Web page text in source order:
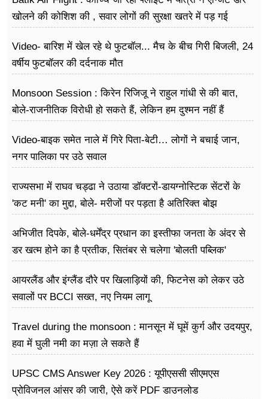
खोलने की कोशिश की , सवार लोगों की सुरक्षा खतरे में पड़ गई
Video- बारिश में खेल रहे थे फुटबॉल... मैच के बीच गिरी बिजली, 24
वर्षीय फुटबॉलर की दर्दनाक मौत
Monsoon Session : किरेन रिजिजू ने राहुल गांधी से की बात,
बोले-राजनीतिक विरोधी हो सकते हैं, लेकिन हम दुश्मन नहीं हैं
Video-बाइक समेत नाले में गिरे पिता-बेटी… लोगों ने बचाई जान,
नगर पालिका पर उठे सवाल
राज्यसभा में राघव चड्ढा ने उठाया डॉक्टरों-डायग्नोस्टिक सेंटरों के
'कट मनी' का मुद्दा, बोले- मरीजों पर पड़ता है अ​तिरिक्त बोझ
अभिजीत दिपके, बोले-धर्मेंद्र प्रधान का इस्तीफा जनता के अंदर से
डर खत्म होने का है प्रतीक, सितंबर से चलेगा 'बोलती पब्लिक'
आयरलैंड और इंग्लैंड दौरे पर खिलाड़ियों की, फिटनेस को लेकर उठे
सवालों पर BCCI सख्त, नए नियम लागू
Travel during the monsoon : मानसून में घूमें कुर्ग और उदयपुर,
हवा में घुली नमी का मज़ा ले सकते हैं
UPSC CMS Answer Key 2026 : यूपीएससी सीएमएस
प्रोविजनल आंसर की जारी, ऐसे करें PDF डाउनलोड